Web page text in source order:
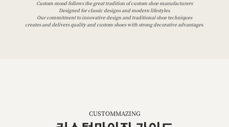
Custom mood follows the great tradition of custom shoe manufacturers
Designed for classic designs and modern lifestyles.
Our commitment to innovative design and traditional shoe techniques
creates and delivers quality and custom shoes with strong decorative advantages.
CUSTOMMAZING